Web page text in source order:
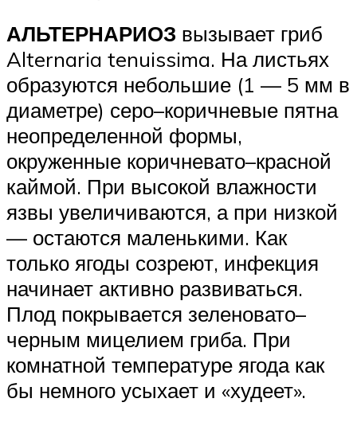
АЛЬТЕРНАРИОЗ вызывает гриб
Alternaria tenuissima. На листьях
образуются небольшие (1 — 5 мм в
диаметре) серо–коричневые пятна
неопределенной формы,
окруженные коричневато–красной
каймой. При высокой влажности
язвы увеличиваются, а при низкой
— остаются маленькими. Как
только ягоды созреют, инфекция
начинает активно развиваться.
Плод покрывается зеленовато–
черным мицелием гриба. При
комнатной температуре ягода как
бы немного усыхает и «худеет».